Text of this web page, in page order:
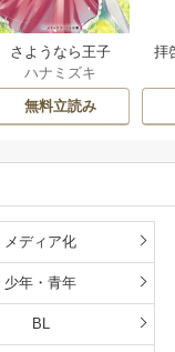
さようなら王子
様、どうか私のこ
とは忘れてくださ
い
ハナミズキ
無料立読み
拝
メディア化
少年・青年
BL